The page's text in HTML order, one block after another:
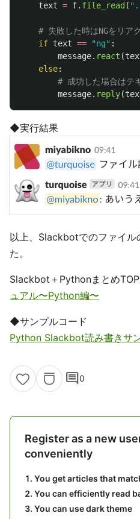
text = f. file_read ( "
if text == "ng" :
message. react (
else:
message. reply(
◆実行結果
以上、Slackbotでのファイル
た。
Slackbot＋PythonまとめTOP
ュアル〜Python編〜
◆サンプルコード
Python Slackbot読み書きサ
comment0
Register as a new
conveniently
You get articles that
You can efficiently read
You can use dark theme